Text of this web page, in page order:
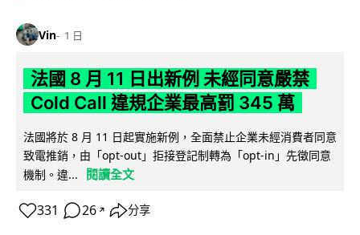
Vin 1 日
法國 8 月 11 日出新例 未經同意嚴禁
Cold Call 違規企業最高罰 345 萬
法國將於 8 月 11 日起實施新例，全面禁止企業未經消費者同意
致電推銷，由「opt-out」拒接登記制轉為「opt-in」先徵同意
機制。違...
閱讀全文
331 26 ↗ 分享